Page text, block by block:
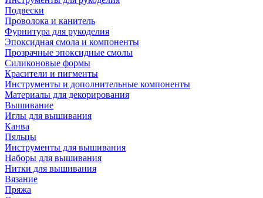
Подвески
Проволока и канитель
Фурнитура для рукоделия
Эпоксидная смола и компоненты
Прозрачные эпоксидные смолы
Силиконовые формы
Красители и пигменты
Инструменты и дополнительные компоненты
Материалы для декорирования
Вышивание
Иглы для вышивания
Канва
Пяльцы
Инструменты для вышивания
Наборы для вышивания
Нитки для вышивания
Вязание
Пряжа